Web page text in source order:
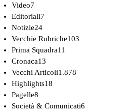
Video7
Editoriali7
Notizie24
Vecchie Rubriche103
Prima Squadra11
Cronaca13
Vecchi Articoli1.878
Highlights18
Pagelle8
Società & Comunicati6